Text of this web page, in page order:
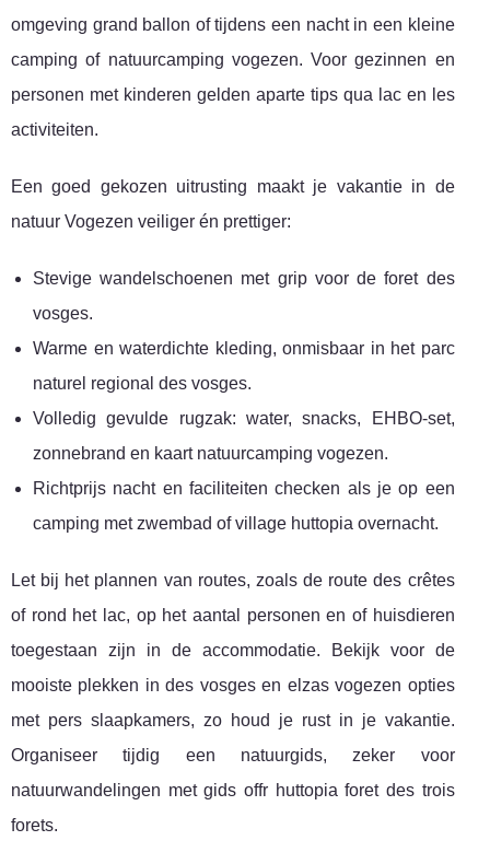
omgeving grand ballon of tijdens een nacht in een kleine
camping of natuurcamping vogezen. Voor gezinnen en
personen met kinderen gelden aparte tips qua lac en les
activiteiten.
Een goed gekozen uitrusting maakt je vakantie in de
natuur Vogezen veiliger én prettiger:
Stevige wandelschoenen met grip voor de foret des
vosges.
Warme en waterdichte kleding, onmisbaar in het parc
naturel regional des vosges.
Volledig gevulde rugzak: water, snacks, EHBO-set,
zonnebrand en kaart natuurcamping vogezen.
Richtprijs nacht en faciliteiten checken als je op een
camping met zwembad of village huttopia overnacht.
Let bij het plannen van routes, zoals de route des crêtes
of rond het lac, op het aantal personen en of huisdieren
toegestaan zijn in de accommodatie. Bekijk voor de
mooiste plekken in des vosges en elzas vogezen opties
met pers slaapkamers, zo houd je rust in je vakantie.
Organiseer tijdig een natuurgids, zeker voor
natuurwandelingen met gids offr huttopia foret des trois
forets.